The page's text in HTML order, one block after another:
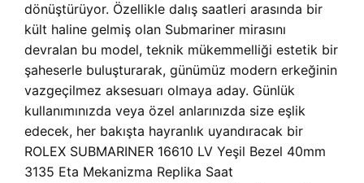
dönüştürüyor. Özellikle dalış saatleri arasında bir
kült haline gelmiş olan Submariner mirasını
devralan bu model, teknik mükemmelliği estetik bir
şaheserle buluşturarak, günümüz modern erkeğinin
vazgeçilmez aksesuarı olmaya aday. Günlük
kullanımınızda veya özel anlarınızda size eşlik
edecek, her bakışta hayranlık uyandıracak bir
ROLEX SUBMARINER 16610 LV Yeşil Bezel 40mm
3135 Eta Mekanizma Replika Saat